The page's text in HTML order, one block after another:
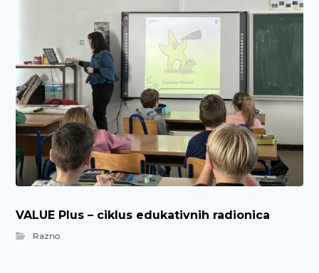
VALUE Plus – ciklus edukativnih radionica
Razno